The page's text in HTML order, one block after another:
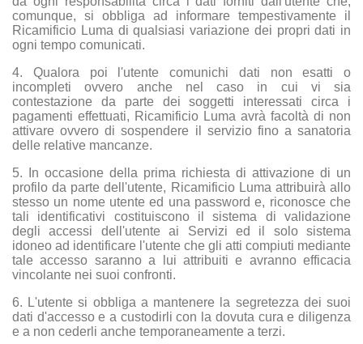
comunque, si obbliga ad informare tempestivamente il
Ricamificio Luma di qualsiasi variazione dei propri dati in
ogni tempo comunicati.
4. Qualora poi l'utente comunichi dati non esatti o
incompleti ovvero anche nel caso in cui vi sia
contestazione da parte dei soggetti interessati circa i
pagamenti effettuati, Ricamificio Luma avrà facoltà di non
attivare ovvero di sospendere il servizio fino a sanatoria
delle relative mancanze.
5. In occasione della prima richiesta di attivazione di un
profilo da parte dell'utente, Ricamificio Luma attribuirà allo
stesso un nome utente ed una password e, riconosce che
tali identificativi costituiscono il sistema di validazione
degli accessi dell'utente ai Servizi ed il solo sistema
idoneo ad identificare l'utente che gli atti compiuti mediante
tale accesso saranno a lui attribuiti e avranno efficacia
vincolante nei suoi confronti.
6. L'utente si obbliga a mantenere la segretezza dei suoi
dati d'accesso e a custodirli con la dovuta cura e diligenza
e a non cederli anche temporaneamente a terzi.